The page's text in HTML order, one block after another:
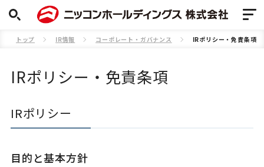
トップ IR情報 コーポレート・ガバナンス IRポリシー・免責条項
IRポリシー・免責条項
IRポリシー
目的と基本方針